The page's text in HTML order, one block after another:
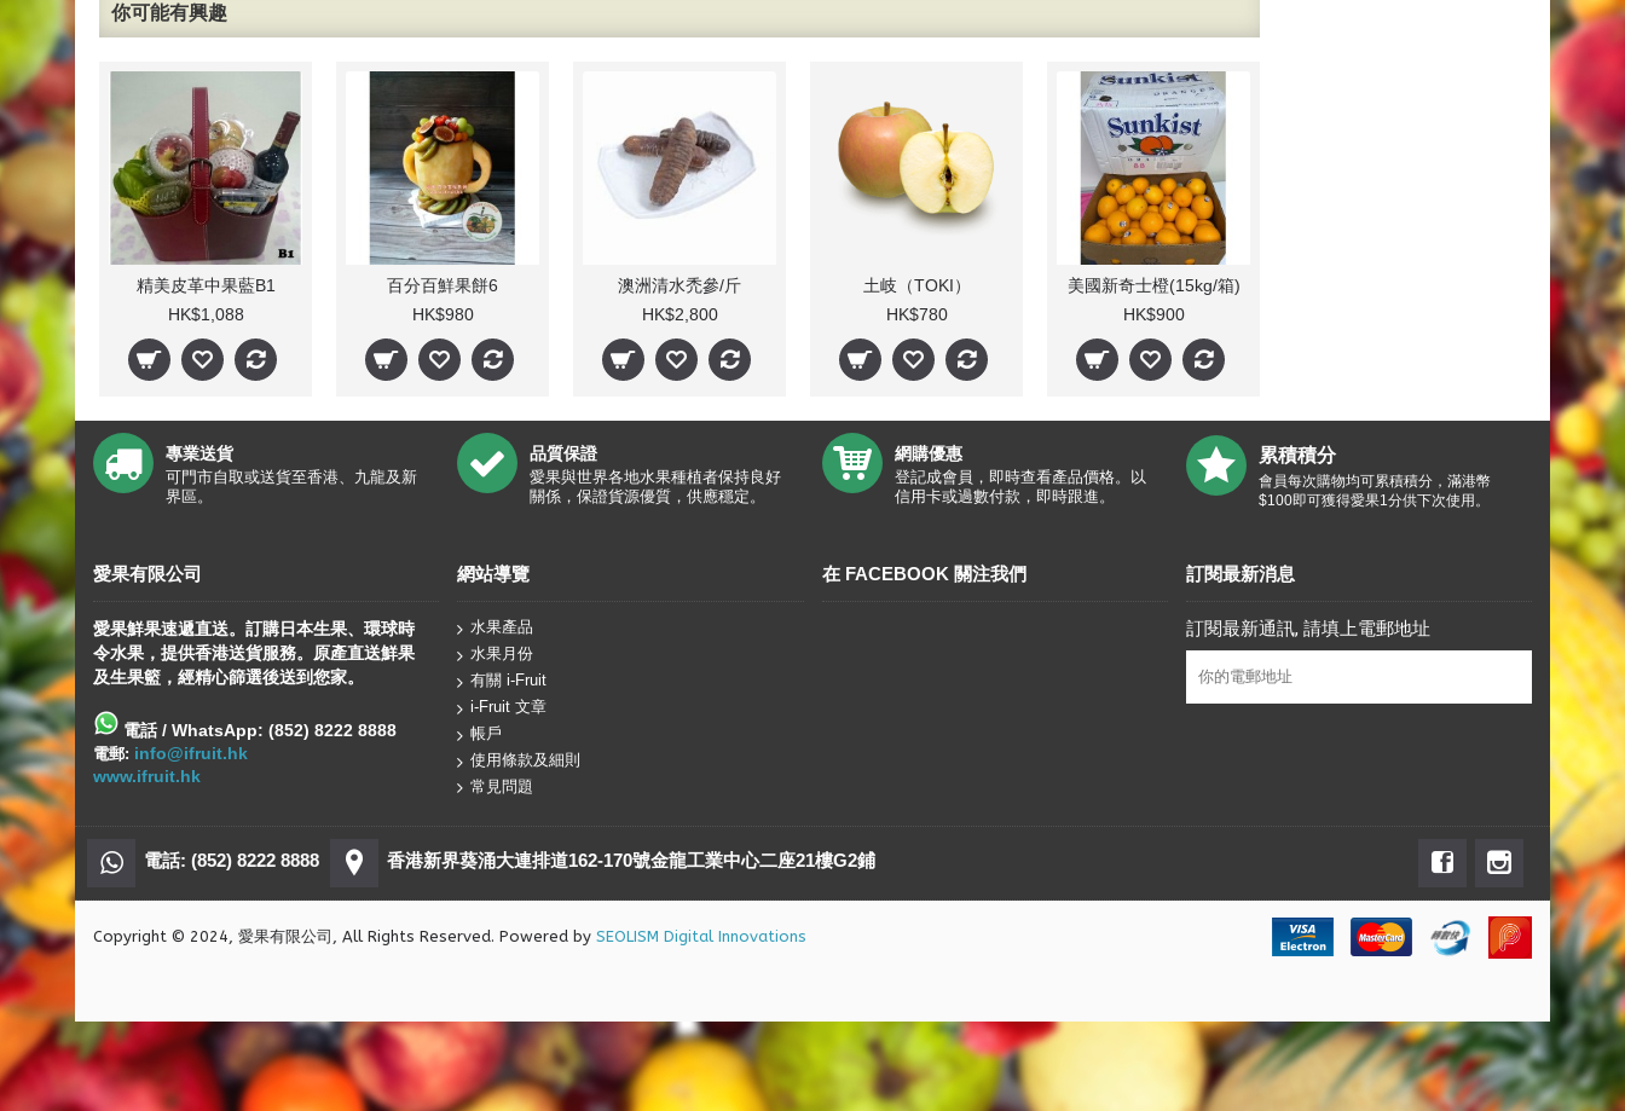
你可能有興趣
精美皮革中果藍B1
HK$1,088
百分百鮮果餅6
HK$980
澳洲清水禿參/斤
HK$2,800
土岐（TOKI）
HK$780
美國新奇士橙(15kg/箱)
HK$900
專業送貨
可門市自取或送貨至香港、九龍及新
界區。
品質保證
愛果與世界各地水果種植者保持良好
關係，保證貨源優質，供應穩定。
網購優惠
登記成會員，即時查看產品價格。以
信用卡或過數付款，即時跟進。
累積積分
會員每次購物均可累積積分，滿港幣
$100即可獲得愛果1分供下次使用。
愛果有限公司
愛果鮮果速遞直送。訂購日本生果、 環球時
令水果，提供香港送貨服務。原產直送鮮果
及生果籃，經精心篩選後送到您家。
電話 / WhatsApp: (852) 8222 8888
電郵: info@ifruit.hk
www.ifruit.hk
網站導覽
水果產品
水果月份
有關 i-Fruit
i-Fruit 文章
帳戶
使用條款及細則
常見問題
在 FACEBOOK 關注我們 訂閱最新消息
訂閱最新通訊, 請填上電郵地址
電話: (852) 8222 8888 香港新界葵涌大連排道162-170號金龍工業中心二座21樓G2鋪
Copyright © 2024, 愛果有限公司, All Rights Reserved. Powered by SEOLISM Digital Innovations